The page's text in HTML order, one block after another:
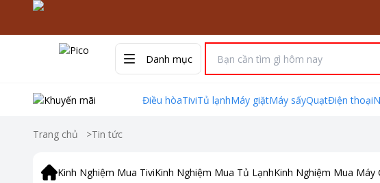
Danh mục
Điều hòaTiviTủ lạnhMáy giặtMáy sấyQuạtĐiện thoại
Trang chủ >Tin tức
Kinh Nghiệm Mua TiviKinh Nghiệm Mua Tủ LạnhKinh Nghiệm Mua Máy